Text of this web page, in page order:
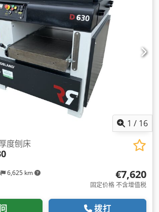
1 / 16
6,625 km
度刨床
€7,620
固定价格 不含增值税
拨打